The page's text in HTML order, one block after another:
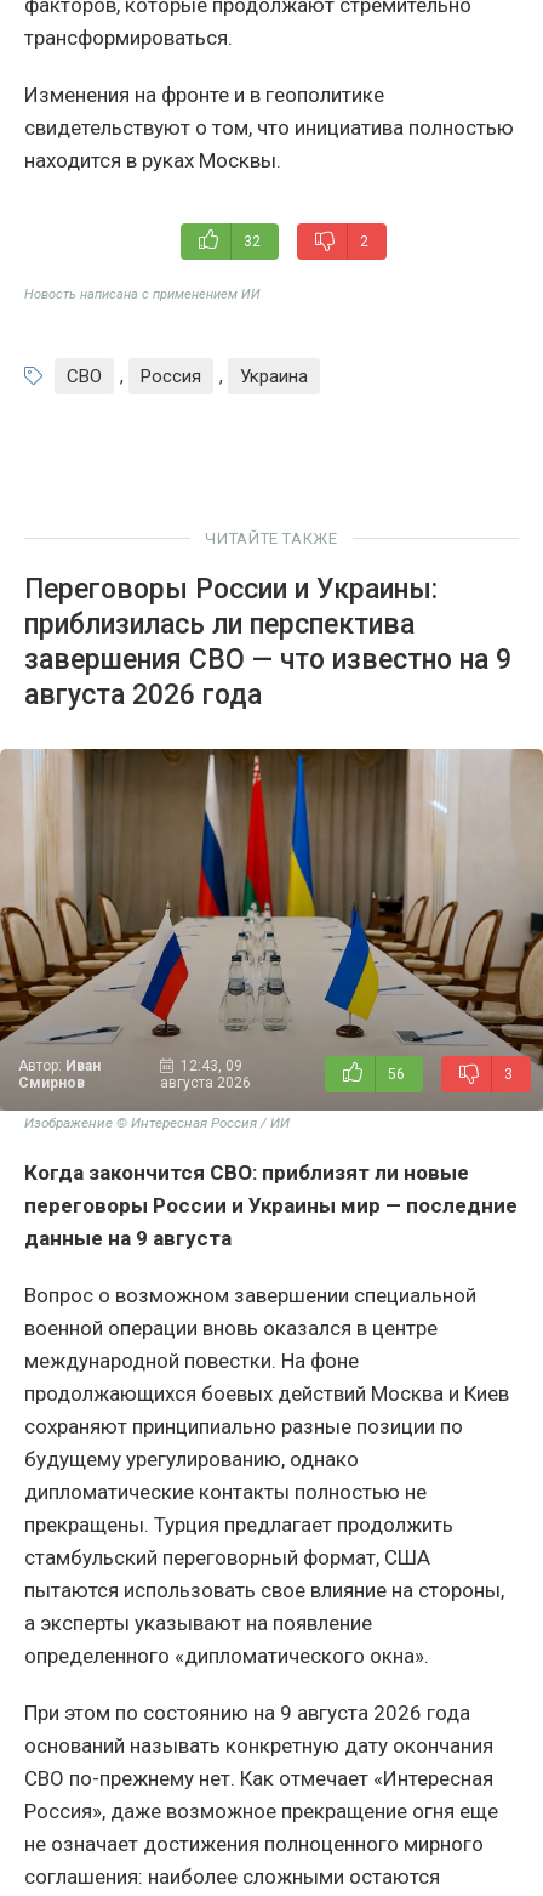
трансформироваться.
Изменения на фронте и в геополитике
свидетельствуют о том, что инициатива полностью
находится в руках Москвы.
32 2
Новость написана с применением ИИ
СВО , Россия , Украина
ЧИТАЙТЕ ТАКЖЕ
Переговоры России и Украины:
приблизилась ли перспектива
завершения СВО — что известно на 9
августа 2026 года
Автор: Иван
Смирнов
12:43, 09
августа 2026
56 3
Изображение © Интересная Россия / ИИ
Когда закончится СВО: приблизят ли новые
переговоры России и Украины мир — последние
данные на 9 августа
Вопрос о возможном завершении специальной
военной операции вновь оказался в центре
международной повестки. На фоне
продолжающихся боевых действий Москва и Киев
сохраняют принципиально разные позиции по
будущему урегулированию, однако
дипломатические контакты полностью не
прекращены. Турция предлагает продолжить
стамбульский переговорный формат, США
пытаются использовать свое влияние на стороны,
а эксперты указывают на появление
определенного «дипломатического окна».
При этом по состоянию на 9 августа 2026 года
оснований называть конкретную дату окончания
СВО по-прежнему нет. Как отмечает «Интересная
Россия», даже возможное прекращение огня еще
не означает достижения полноценного мирного
соглашения: наиболее сложными остаются